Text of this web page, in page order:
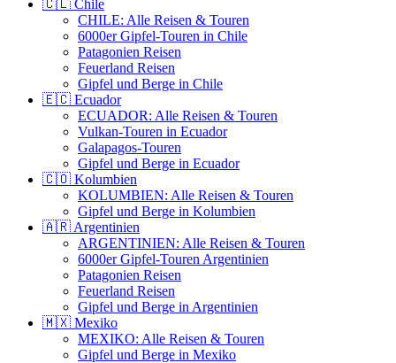
🇨🇱 Chile
CHILE: Alle Reisen & Touren
6000er Gipfel-Touren in Chile
Patagonien Reisen
Feuerland Reisen
Gipfel und Berge in Chile
🇪🇨 Ecuador
ECUADOR: Alle Reisen & Touren
Vulkan-Touren in Ecuador
Galapagos-Touren
Gipfel und Berge in Ecuador
🇨🇴 Kolumbien
KOLUMBIEN: Alle Reisen & Touren
Gipfel und Berge in Kolumbien
🇦🇷 Argentinien
ARGENTINIEN: Alle Reisen & Touren
6000er Gipfel-Touren Argentinien
Patagonien Reisen
Feuerland Reisen
Gipfel und Berge in Argentinien
🇲🇽 Mexiko
MEXIKO: Alle Reisen & Touren
Gipfel und Berge in Mexiko